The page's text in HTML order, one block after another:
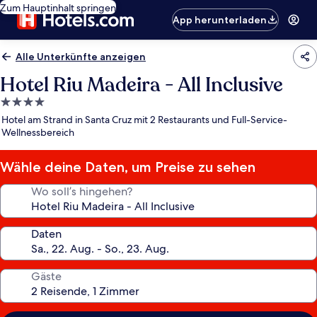
Zum Hauptinhalt springen
App herunterladen
Alle Unterkünfte anzeigen
Hotel Riu Madeira - All Inclusive
4.0-
Sterne-
Unterkunft
Hotel am Strand in Santa Cruz mit 2 Restaurants und Full-Service-
Wellnessbereich
Wähle deine Daten, um Preise zu sehen
Wo soll’s hingehen?
Daten
Gäste